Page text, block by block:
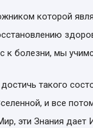
которой
к болезни, мы
такого
и все
эти Знания